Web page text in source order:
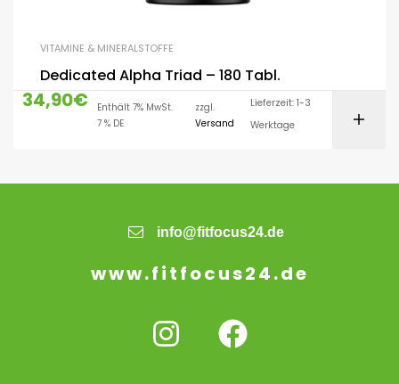
VITAMINE & MINERALSTOFFE
Dedicated Alpha Triad – 180 Tabl.
34,90€
Enthält 7% MwSt.
7 % DE
zzgl.
Versand
Lieferzeit: 1-3
Werktage
info@fitfocus24.de
www.fitfocus24.de